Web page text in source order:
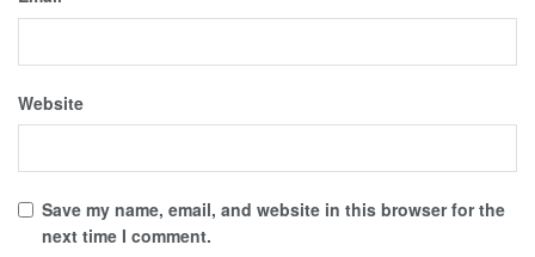
Website
Save my name, email, and website in this browser for the
next time I comment.